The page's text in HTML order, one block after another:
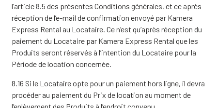
l’article 8.5 des présentes Conditions générales, et ce après
réception de l’e-mail de confirmation envoyé par Kamera
Express Rental au Locataire. Ce n’est qu’après réception du
paiement du Locataire par Kamera Express Rental que les
Produits seront réservés à l’intention du Locataire pour la
Période de location concernée.
8.16 Si le Locataire opte pour un paiement hors ligne, il devra
procéder au paiement du Prix de location au moment de